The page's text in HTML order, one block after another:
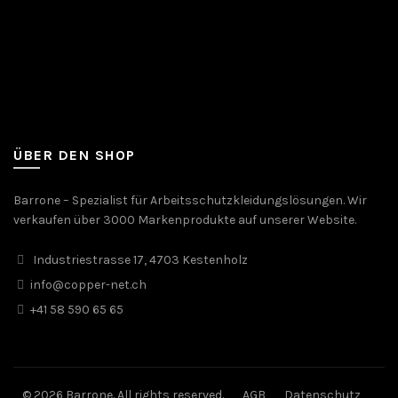
ÜBER DEN SHOP
Barrone – Spezialist für Arbeitsschutzkleidungslösungen. Wir
verkaufen über 3000 Markenprodukte auf unserer Website.
Industriestrasse 17, 4703 Kestenholz
info@copper-net.ch
+41 58 590 65 65
© 2026 Barrone. All rights reserved. AGB Datenschutz